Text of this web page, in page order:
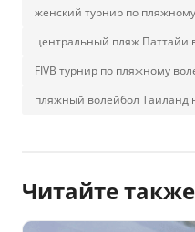
женский турнир по
центральный пляж Паттайи
FIVB турнир по пляжному
пляжный волейбол Таиланд
Читайте также